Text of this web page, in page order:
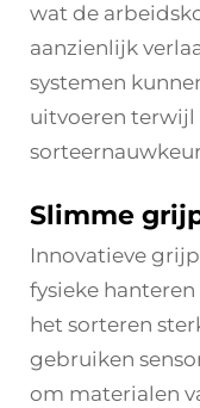
wat de
aanzienlijk
systemen
uitvoeren terwijl
Slimme
Innovatieve
fysieke
het sorteren
gebruiken
om materialen